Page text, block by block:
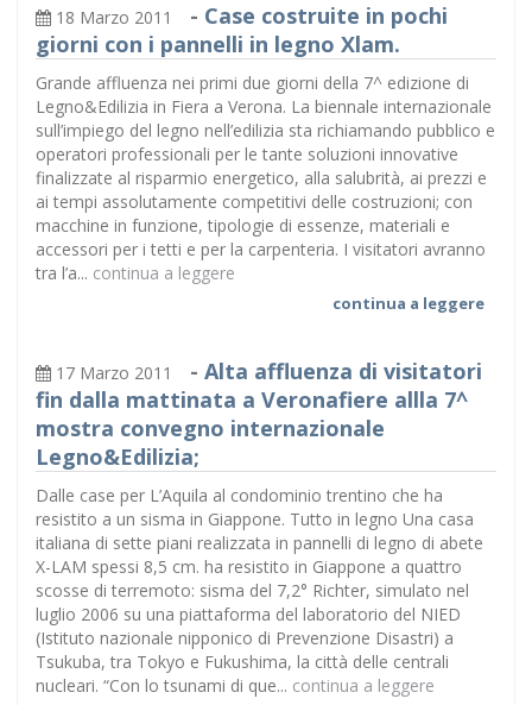
18 Marzo 2011 - Case costruite in pochi
giorni con i pannelli in legno Xlam.
Grande affluenza nei primi due giorni della 7^ edizione di
Legno&Edilizia in Fiera a Verona. La biennale internazionale
sull’impiego del legno nell’edilizia sta richiamando pubblico e
operatori professionali per le tante soluzioni innovative
finalizzate al risparmio energetico, alla salubrità, ai prezzi e
ai tempi assolutamente competitivi delle costruzioni; con
macchine in funzione, tipologie di essenze, materiali e
accessori per i tetti e per la carpenteria. I visitatori avranno
tra l’a... continua a leggere
continua a leggere
17 Marzo 2011 - Alta affluenza di visitatori
fin dalla mattinata a Veronafiere allla 7^
mostra convegno internazionale
Legno&Edilizia;
Dalle case per L’Aquila al condominio trentino che ha
resistito a un sisma in Giappone. Tutto in legno Una casa
italiana di sette piani realizzata in pannelli di legno di abete
X-LAM spessi 8,5 cm. ha resistito in Giappone a quattro
scosse di terremoto: sisma del 7,2° Richter, simulato nel
luglio 2006 su una piattaforma del laboratorio del NIED
(Istituto nazionale nipponico di Prevenzione Disastri) a
Tsukuba, tra Tokyo e Fukushima, la città delle centrali
nucleari. “Con lo tsunami di que... continua a leggere